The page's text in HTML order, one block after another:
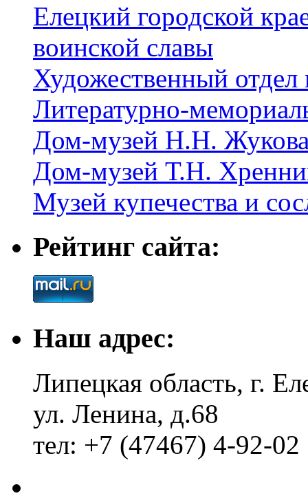
Елецкий городской
воинской славы
Художественный отдел
Литературно-
Дом-музей Н.Н.
Дом-музей Т.Н.
Музей купечества и
Рейтинг сайта:
Наш адрес:
Липецкая область, г.
ул. Ленина, д.68
тел: +7 (47467) 4-92-02